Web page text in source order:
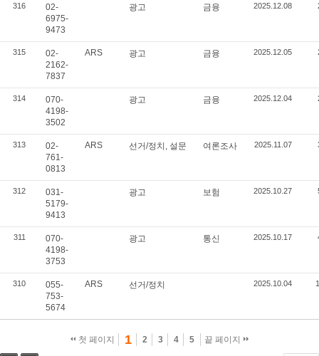
316
02-
6975-
9473
광고 금융 2025.12.08
315
02-
2162-
7837
ARS 광고 금융 2025.12.05
314
070-
4198-
3502
광고 금융 2025.12.04
313
02-
761-
0813
ARS 선거/정치, 설문 여론조사 2025.11.07
312
031-
5179-
9413
광고 보험 2025.10.27
311
070-
4198-
3753
광고 통신 2025.10.17
310
055-
753-
5674
ARS 선거/정치 2025.10.04
첫 페이지 1 2 3 4 5 끝 페이지